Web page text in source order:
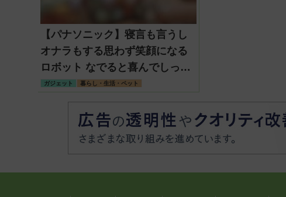
【パナソニック】寝言も言うし
オナラもする思わず笑顔になる
ロボット なでると喜んでしっぽ
を振ってくれる!
ガジェット 暮らし・生活・ペット